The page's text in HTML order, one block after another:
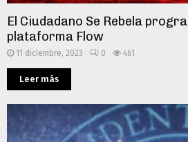
El Ciudadano Se Rebela
plataforma Flow
11 diciembre, 2023 0 461
Leer más